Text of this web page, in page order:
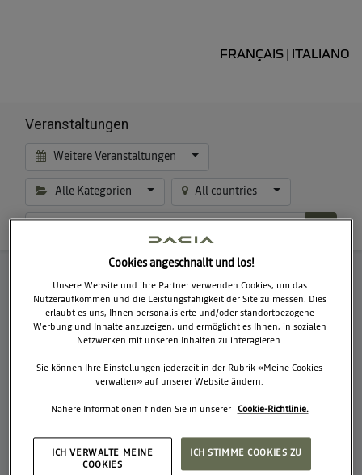
FRANÇAIS ITALIANO
Veranstaltungen
Weitere Veranstaltungen
Alle Kategorien All countries
No events found.
ÜBER UNS
Cookies angeschnallt und los!
Unsere Website und ihre Partner verwenden Cookies, um das
Nutzeraufkommen und die Leistungsfähigkeit der Site zu messen. Dies
erlaubt es uns, Ihnen personalisierte und/oder standortbezogene
Werbung und Inhalte anzuzeigen, und ermöglicht es Ihnen, in sozialen
Netzwerken mit unseren Inhalten zu interagieren.
Sie können Ihre Einstellungen jederzeit in der Rubrik «Meine Cookies
verwalten» auf unserer Website ändern.
Nähere Informationen finden Sie in unserer Cookie-Richtlinie.
ICH STIMME COOKIES ZU
ICH VERWALTE MEINE
COOKIES